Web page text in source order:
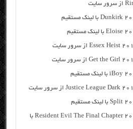
دانلود رایگان فیلم خارجی Resident Evil The Final Chapter 2017 با